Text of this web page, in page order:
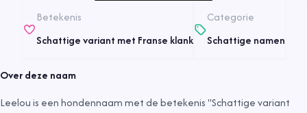
Betekenis
Schattige variant met Franse klank
Categorie
Schattige namen
Over deze naam
Leelou is een hondennaam met de betekenis "Schattige variant